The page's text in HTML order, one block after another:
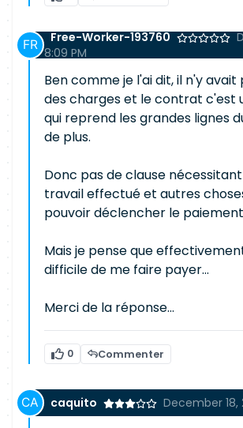
Free-Worker-193760
8:09 PM
Ben comme je l'ai dit, il n'y
des charges et le contrat c'est
qui reprend les grandes lignes
de plus.
Donc pas de clause
travail effectué et autres
pouvoir déclencher le
Mais je pense que
difficile de me faire payer...
Merci de la réponse...
0 Commenter
caquito December 18,